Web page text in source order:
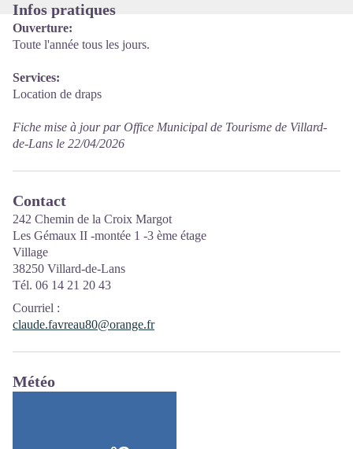
Infos pratiques
Ouverture:
Toute l'année tous les jours.
Services:
Location de draps
Fiche mise à jour par Office Municipal de Tourisme de Villard-
de-Lans le 22/04/2026
Contact
242 Chemin de la Croix Margot
Les Gémaux II -montée 1 -3 ème étage
Village
38250 Villard-de-Lans
Tél. 06 14 21 20 43
Courriel :
claude.favreau80@orange.fr
Météo